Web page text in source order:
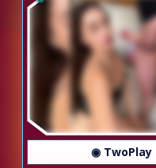
◉ TwoPlay